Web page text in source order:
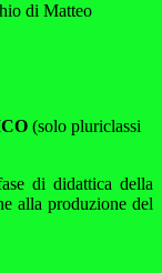
di Matteo
(solo pluriclassi
di didattica della
alla produzione del